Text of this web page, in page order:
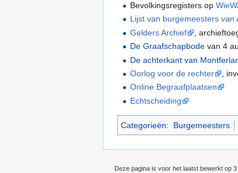
Bevolkingsregisters op
Lijst van burgemeesters van
Gelders Archief
,
De Graafschapbode van 4
De achterkant van
Oorlog voor de rechter
,
Online Begraafplaatsen
Echtscheiding
Categorieën: Burgemeesters
Deze pagina is voor het laatst bewerkt op 3